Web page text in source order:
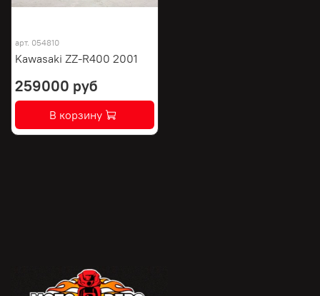
арт. 054810
Kawasaki ZZ-R400 2001
259000 руб
В корзину